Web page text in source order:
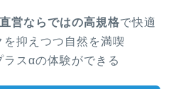
直営ならではの高規格で快適
を抑えつつ自然を満喫
ラスαの体験ができる